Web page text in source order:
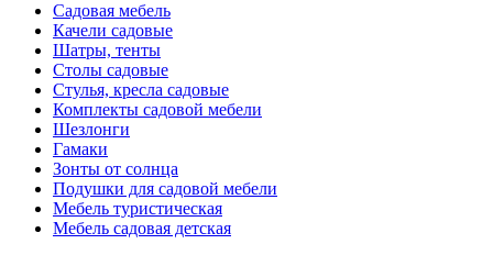
Садовая мебель
Качели садовые
Шатры, тенты
Столы садовые
Стулья, кресла садовые
Комплекты садовой мебели
Шезлонги
Гамаки
Зонты от солнца
Подушки для садовой мебели
Мебель туристическая
Мебель садовая детская